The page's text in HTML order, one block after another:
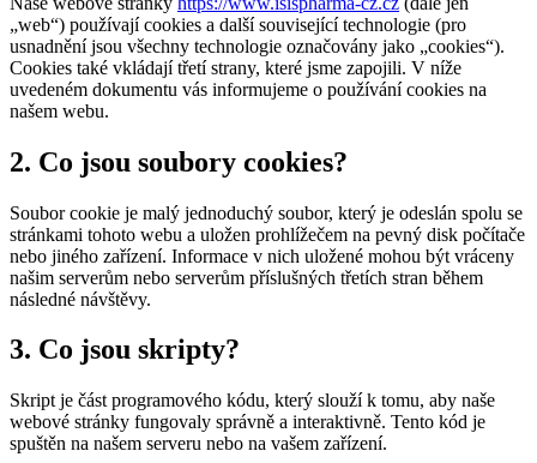
„web“) používají cookies a další související technologie (pro
usnadnění jsou všechny technologie označovány jako „cookies“).
Cookies také vkládají třetí strany, které jsme zapojili. V níže
uvedeném dokumentu vás informujeme o používání cookies na
našem webu.
2. Co jsou soubory cookies?
Soubor cookie je malý jednoduchý soubor, který je odeslán spolu se
stránkami tohoto webu a uložen prohlížečem na pevný disk počítače
nebo jiného zařízení. Informace v nich uložené mohou být vráceny
našim serverům nebo serverům příslušných třetích stran během
následné návštěvy.
3. Co jsou skripty?
Skript je část programového kódu, který slouží k tomu, aby naše
webové stránky fungovaly správně a interaktivně. Tento kód je
spuštěn na našem serveru nebo na vašem zařízení.